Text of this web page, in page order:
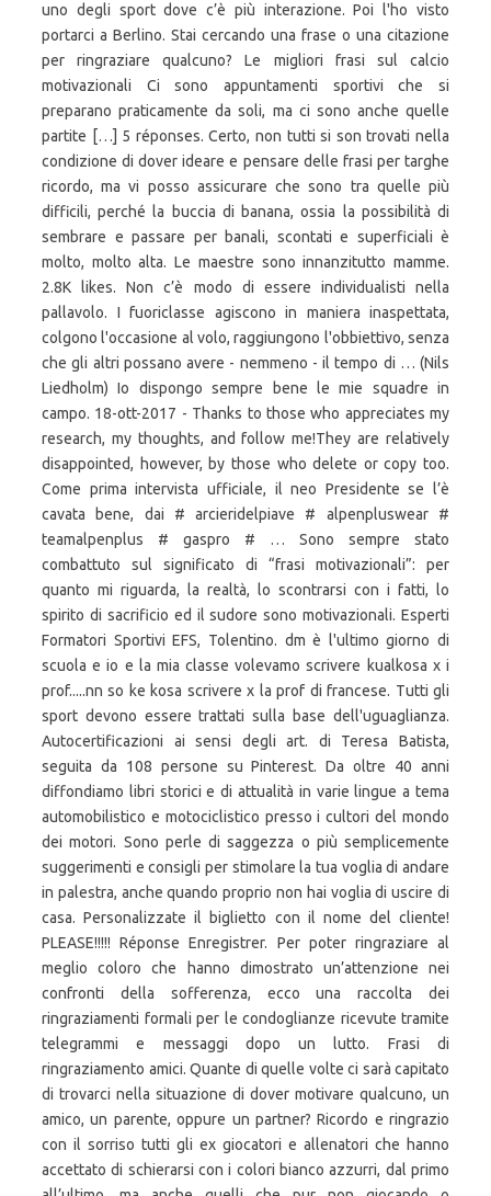
uno degli sport dove c’è più interazione. Poi l'ho visto
portarci a Berlino. Stai cercando una frase o una citazione
per ringraziare qualcuno? Le migliori frasi sul calcio
motivazionali Ci sono appuntamenti sportivi che si
preparano praticamente da soli, ma ci sono anche quelle
partite […] 5 réponses. Certo, non tutti si son trovati nella
condizione di dover ideare e pensare delle frasi per targhe
ricordo, ma vi posso assicurare che sono tra quelle più
difficili, perché la buccia di banana, ossia la possibilità di
sembrare e passare per banali, scontati e superficiali è
molto, molto alta. Le maestre sono innanzitutto mamme.
2.8K likes. Non c’è modo di essere individualisti nella
pallavolo. I fuoriclasse agiscono in maniera inaspettata,
colgono l'occasione al volo, raggiungono l'obbiettivo, senza
che gli altri possano avere - nemmeno - il tempo di … (Nils
Liedholm) Io dispongo sempre bene le mie squadre in
campo. 18-ott-2017 - Thanks to those who appreciates my
research, my thoughts, and follow me!They are relatively
disappointed, however, by those who delete or copy too.
Come prima intervista ufficiale, il neo Presidente se l’è
cavata bene, dai # arcieridelpiave # alpenpluswear #
teamalpenplus # gaspro # … Sono sempre stato
combattuto sul significato di “frasi motivazionali”: per
quanto mi riguarda, la realtà, lo scontrarsi con i fatti, lo
spirito di sacrificio ed il sudore sono motivazionali. Esperti
Formatori Sportivi EFS, Tolentino. dm è l'ultimo giorno di
scuola e io e la mia classe volevamo scrivere kualkosa x i
prof.....nn so ke kosa scrivere x la prof di francese. Tutti gli
sport devono essere trattati sulla base dell'uguaglianza.
Autocertificazioni ai sensi degli art. di Teresa Batista,
seguita da 108 persone su Pinterest. Da oltre 40 anni
diffondiamo libri storici e di attualità in varie lingue a tema
automobilistico e motociclistico presso i cultori del mondo
dei motori. Sono perle di saggezza o più semplicemente
suggerimenti e consigli per stimolare la tua voglia di andare
in palestra, anche quando proprio non hai voglia di uscire di
casa. Personalizzate il biglietto con il nome del cliente!
PLEASE!!!!! Réponse Enregistrer. Per poter ringraziare al
meglio coloro che hanno dimostrato un’attenzione nei
confronti della sofferenza, ecco una raccolta dei
ringraziamenti formali per le condoglianze ricevute tramite
telegrammi e messaggi dopo un lutto. Frasi di
ringraziamento amici. Quante di quelle volte ci sarà capitato
di trovarci nella situazione di dover motivare qualcuno, un
amico, un parente, oppure un partner? Ricordo e ringrazio
con il sorriso tutti gli ex giocatori e allenatori che hanno
accettato di schierarsi con i colori bianco azzurri, dal primo